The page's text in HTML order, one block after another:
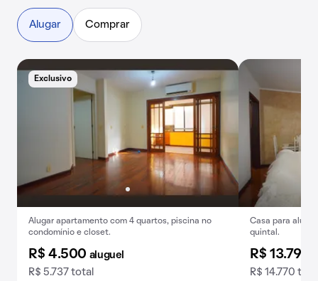
Exclusivo
Alugar apartamento com 4 quartos, piscina no
condomínio e closet.
R$ 4.500 aluguel
R$ 5.737 total
Casa para
quintal.
R$ 13.790
R$ 14.770
Alugar Comprar